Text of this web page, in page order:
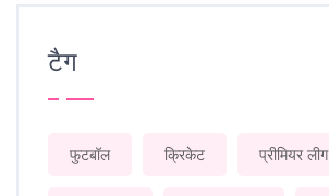
टैग
फुटबॉल क्रिकेट प्रीमियर लीग